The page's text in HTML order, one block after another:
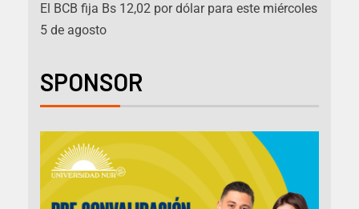
El BCB fija Bs 12,02 por dólar para este miércoles
5 de agosto
SPONSOR